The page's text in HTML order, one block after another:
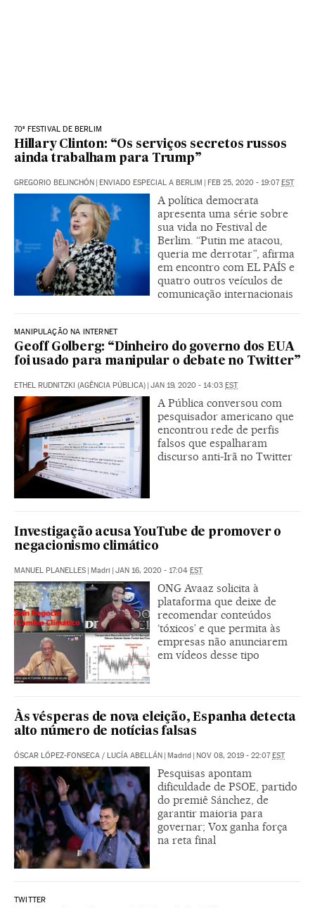
70º FESTIVAL DE BERLIM
Hillary Clinton: “Os serviços secretos russos
ainda trabalham para Trump”
GREGORIO BELINCHÓN | ENVIADO ESPECIAL A BERLIM | FEB 25, 2020 - 19:07EST
A política democrata
apresenta uma série sobre
sua vida no Festival de
Berlim. “Putin me atacou,
queria me derrotar”, afirma
em encontro com EL PAÍS e
quatro outros veículos de
comunicação internacionais
MANIPULAÇÃO NA INTERNET
Geoff Golberg: “Dinheiro do governo dos EUA
foi usado para manipular o debate no Twitter”
ETHEL RUDNITZKI (AGÊNCIA PÚBLICA) | JAN 19, 2020 - 14:03 EST
A Pública conversou com
pesquisador americano que
encontrou rede de perfis
falsos que espalharam
discurso anti-Irã no Twitter
Investigação acusa YouTube de promover o
negacionismo climático
MANUEL PLANELLES | Madri | JAN 16, 2020 - 17:04 EST
ONG Avaaz solicita à
plataforma que deixe de
recomendar conteúdos
‘tóxicos’ e que permita às
empresas não anunciarem
em vídeos desse tipo
Às vésperas de nova eleição, Espanha detecta
alto número de notícias falsas
ÓSCAR LÓPEZ-FONSECA / LUCÍA ABELLÁN | Madrid | NOV 08, 2019 - 22:07EST
Pesquisas apontam
dificuldade de PSOE, partido
do premiê Sánchez, de
garantir maioria para
governar; Vox ganha força
na reta final
TWITTER